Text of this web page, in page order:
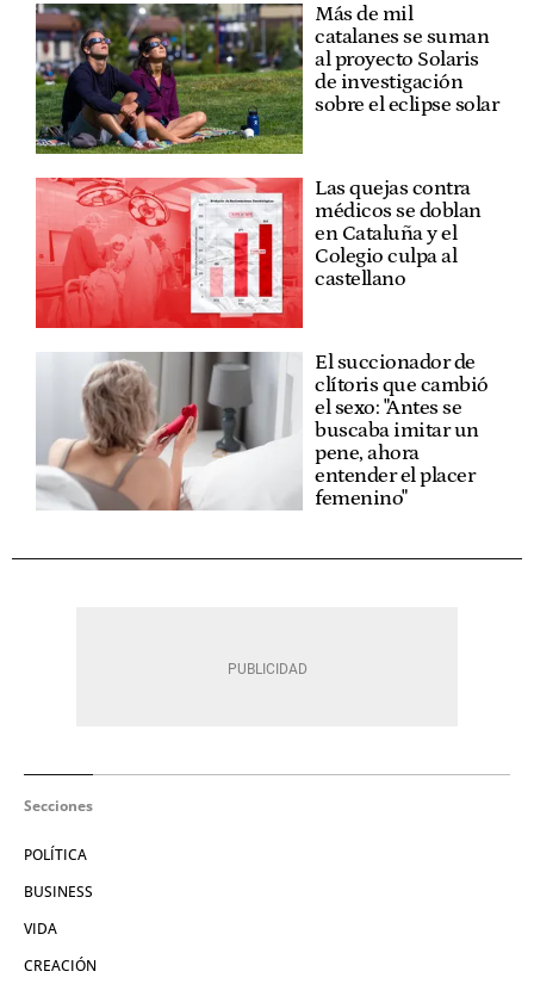
Más de mil
catalanes se suman
al proyecto Solaris
de investigación
sobre el eclipse solar
Las quejas contra
médicos se doblan
en Cataluña y el
Colegio culpa al
castellano
El succionador de
clítoris que cambió
el sexo: "Antes se
buscaba imitar un
pene, ahora
entender el placer
femenino"
Secciones
POLÍTICA
BUSINESS
VIDA
CREACIÓN